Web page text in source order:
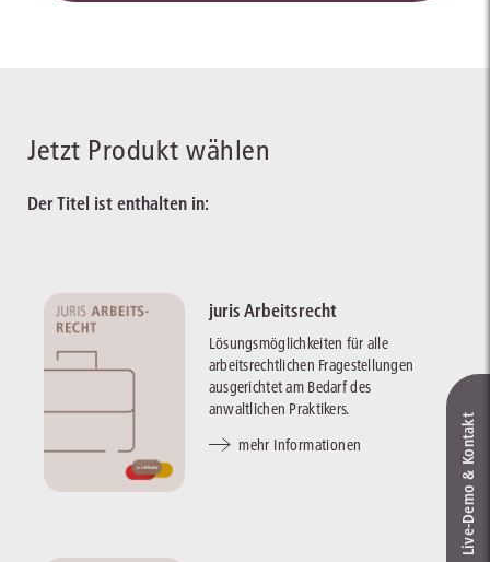
Jetzt Produkt wählen
Der Titel ist enthalten in:
juris Arbeitsrecht
Lösungsmöglichkeiten für alle
arbeitsrechtlichen Fragestellungen
ausgerichtet am Bedarf des
anwaltlichen Praktikers.
mehr Informationen
Live‑Demo & Kontakt